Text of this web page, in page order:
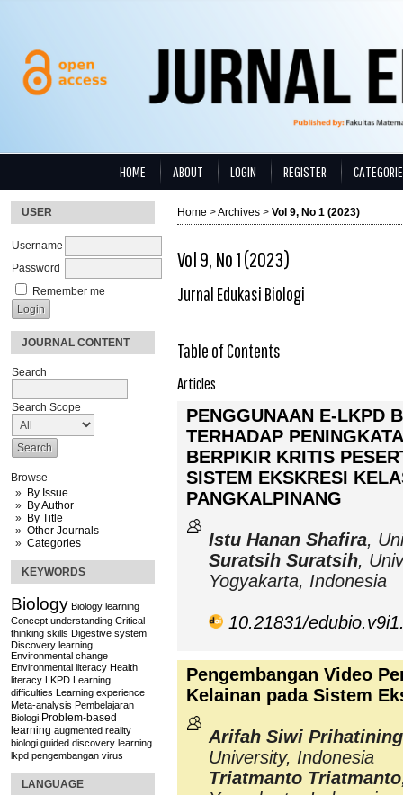
USER
Username
Password
Remember me
JOURNAL CONTENT
Search
Search Scope
Browse
By Issue
By Author
By Title
Other Journals
Categories
KEYWORDS
Biology Biology learning
Concept understanding Critical
thinking skills Digestive system
Discovery learning
Environmental change
Environmental literacy Health
literacy LKPD Learning
difficulties Learning experience
Meta-analysis Pembelajaran
Biologi Problem-based
learning augmented reality
biologi guided discovery learning
lkpd pengembangan virus
LANGUAGE
HOME ABOUT LOGIN REGISTER
Home >Archives > Vol 9, No 1 (2023)
Vol 9, No 1 (2023)
Jurnal Edukasi Biologi
Table of Contents
Articles
PENGGUNAAN E-LKPD
TERHADAP
BERPIKIR KRITIS
SISTEM EKSKRESI
PANGKALPINANG
Istu Hanan Shafira,
Suratsih Suratsih,
Yogyakarta, Indonesia
10.21831/
Pengembangan Video
Kelainan pada Sistem
Arifah Siwi
University, Indonesia
Triatmanto Triatmanto